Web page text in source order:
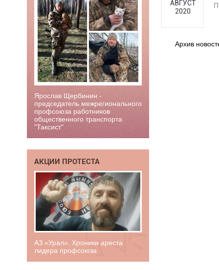
Ярослав Щербинин -
председатель межрегионального
профсоюза работников
общественного транспорта
"Таксист"
АКЦИИ ПРОТЕСТА
АЗ «Урал». Хроники ареста
лидера профсоюза
АВГУСТ
2020
Архив